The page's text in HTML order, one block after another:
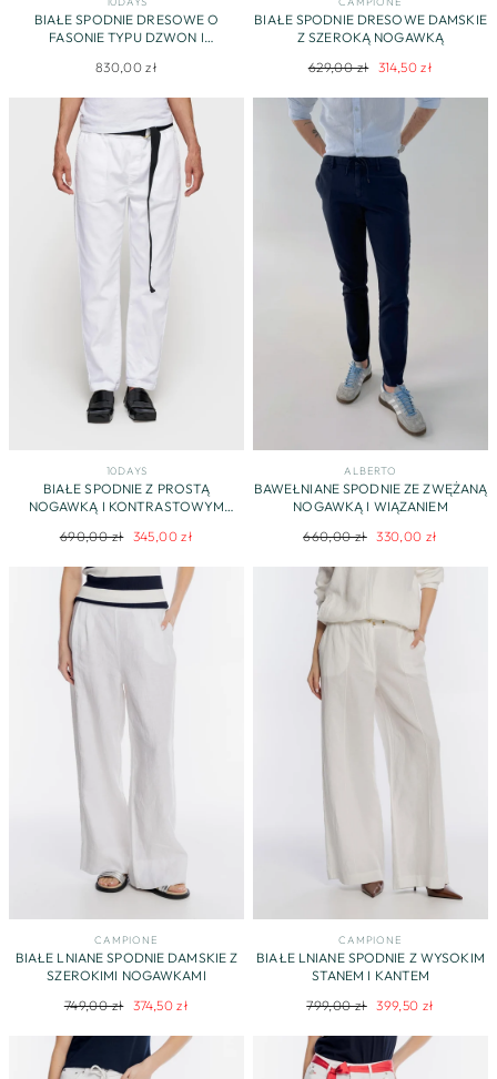
BIAŁE SPODNIE DRESOWE O
FASONIE TYPU DZWON I
NASZYCIAMI
830,00 zł
BIAŁE SPODNIE DRESOWE DAMSKIE
Z SZEROKĄ NOGAWKĄ
Regularna
629,00 zł
Cena
314,50 zł
10DAYS
BIAŁE SPODNIE Z PROSTĄ
NOGAWKĄ I KONTRASTOWYM
Regularna
690,00 zł
Cena
345,00 zł
ALBERTO
BAWEŁNIANE SPODNIE ZE ZWĘŻANĄ
NOGAWKĄ I WIĄZANIEM
Regularna
660,00 zł
Cena
330,00 zł
CAMPIONE
BIAŁE LNIANE SPODNIE DAMSKIE Z
SZEROKIMI NOGAWKAMI
Regularna
749,00 zł
Cena
374,50 zł
CAMPIONE
BIAŁE LNIANE SPODNIE Z WYSOKIM
STANEM I KANTEM
Regularna
799,00 zł
Cena
399,50 zł